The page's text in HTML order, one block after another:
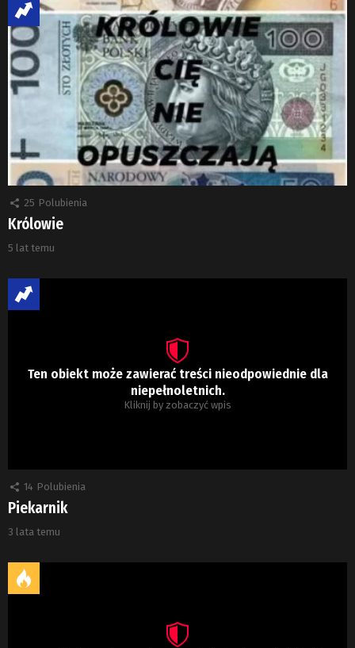
25 Polubienia
Królowie
5 lat temu
Ten obiekt może zawierać treści nieodpowiednie dla
niepełnoletnich.
Kliknij by zobaczyć wpis
14 Polubienia
Piekarnik
3 lata temu